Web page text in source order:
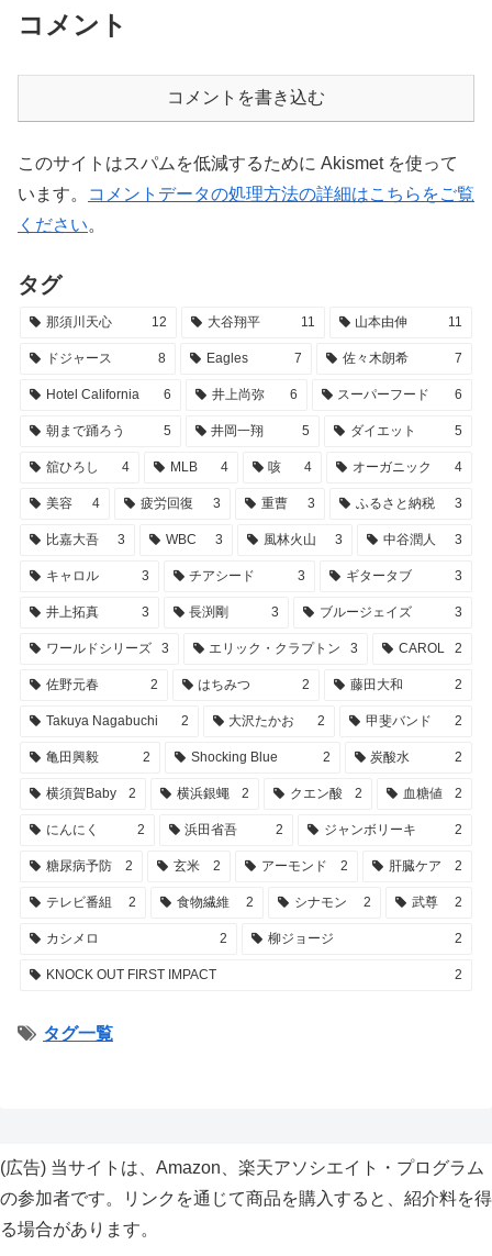
コメント
コメントを書き込む
このサイトはスパムを低減するために Akismet を使って
います。
コメントデータの処理方法の詳細はこちらをご覧
ください。
タグ
那須川天心 12 大谷翔平 11 山本由伸 11
ドジャース 8 Eagles 7 佐々木朗希 7
Hotel California 6 井上尚弥 6 スーパーフード 6
朝まで踊ろう 5 井岡一翔 5 ダイエット 5
舘ひろし 4 MLB 4 咳 4 オーガニック 4
美容 4 疲労回復 3 重曹 3 ふるさと納税 3
比嘉大吾 3 WBC 3 風林火山 3 中谷潤人 3
キャロル 3 チアシード 3 ギタータブ 3
井上拓真 3 長渕剛 3 ブルージェイズ 3
ワールドシリーズ 3 エリック・クラプトン 3 CAROL 2
佐野元春 2 はちみつ 2 藤田大和 2
Takuya Nagabuchi 2 大沢たかお 2 甲斐バンド 2
亀田興毅 2 Shocking Blue 2 炭酸水 2
横須賀Baby 2 横浜銀蠅 2 クエン酸 2 血糖値 2
にんにく 2 浜田省吾 2 ジャンボリーキ 2
糖尿病予防 2 玄米 2 アーモンド 2 肝臓ケア 2
テレビ番組 2 食物繊維 2 シナモン 2 武尊 2
カシメロ 2 柳ジョージ 2
KNOCK OUT FIRST IMPACT 2
タグ一覧
(広告) 当サイトは、Amazon、楽天アソシエイト・プログラム
の参加者です。リンクを通じて商品を購入すると、紹介料を得
る場合があります。